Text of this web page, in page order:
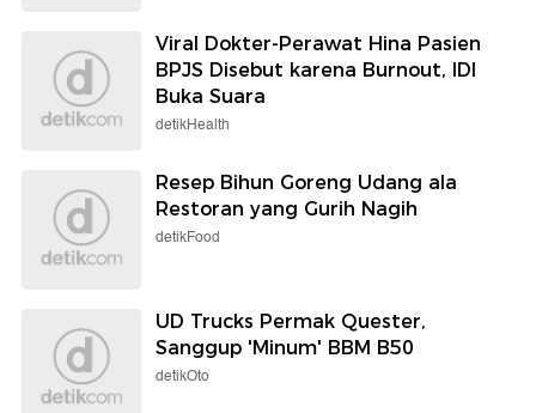
Viral Dokter-Perawat Hina Pasien
BPJS Disebut karena Burnout, IDI
Buka Suara
detikHealth
Resep Bihun Goreng Udang ala
Restoran yang Gurih Nagih
detikFood
UD Trucks Permak Quester,
Sanggup 'Minum' BBM B50
detikOto